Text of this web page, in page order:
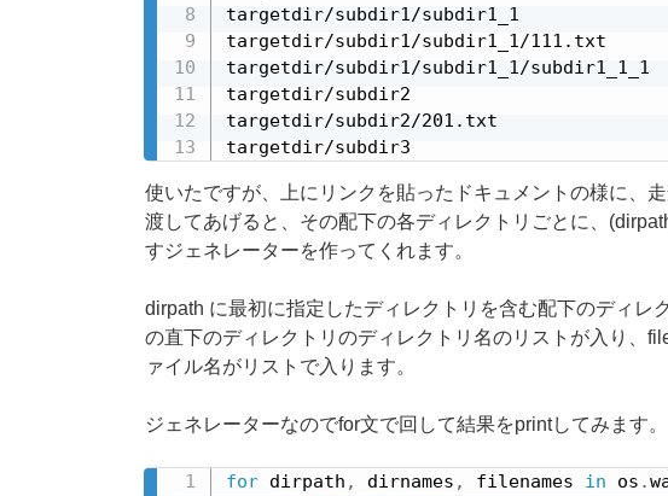
targetdir/subdir1/subdir1_1
targetdir/subdir1/subdir1_1/111.txt
targetdir/subdir1/subdir1_1/subdir1_1_1
targetdir/subdir2
targetdir/subdir2/201.txt
targetdir/subdir3
使いたですが、上にリンクを貼ったドキュメントの様に、
渡してあげると、その配下の各ディレクトリごとに、
すジェネレーターを作ってくれます。
dirpath に最初に指定したディレクトリを含む配下のディレ
の直下のディレクトリのディレクトリ名のリストが入り、
ァイル名がリストで入ります。
ジェネレーターなのでfor文で回して結果をprintしてみます。
for dirpath , dirnames , filenames in os .